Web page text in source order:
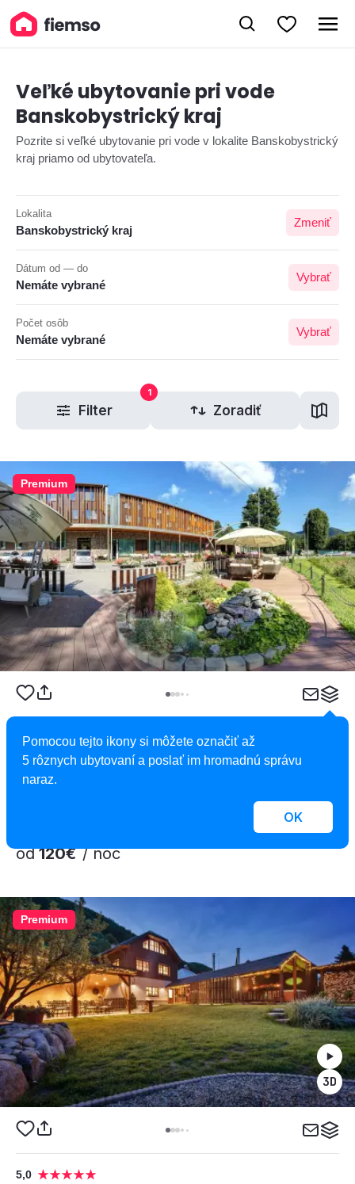
Veľké ubytovanie pri vode
Banskobystrický kraj
Pozrite si veľké ubytovanie pri vode v lokalite Banskobystrický
kraj priamo od ubytovateľa.
Lokalita
Banskobystrický kraj
Zmeniť
Dátum od — do
Nemáte vybrané
Vybrať
Počet osôb
Nemáte vybrané
Vybrať
Filter
1
Zoradiť
Hotel Salamandra
Hotel, Hodruša - Hámre, Slovensko
47 izieb, 1 - 6 osôb, 22 - 60 m
od120€ / noc
Premium
5,0
Premium
Pomocou tejto ikony si môžete označiť až
5 rôznych ubytovaní a poslať im hromadnú správu
naraz.
OK